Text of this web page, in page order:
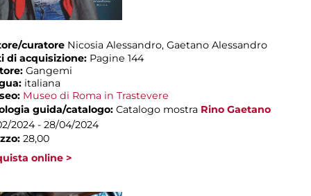
curatore Nicosia Alessandro, Gaetano Alessandro
di acquisizione: Pagine 144
Gangemi
italiana
Museo di Roma in Trastevere
guida/catalogo: Catalogo mostra Rino Gaetano
2024 - 28/04/2024
28,00
online >